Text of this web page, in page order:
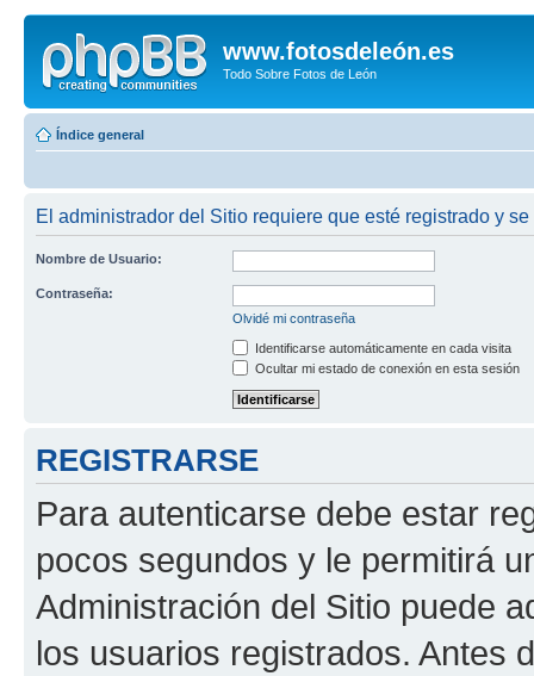
www.fotosdeleón.es
Todo Sobre Fotos de León
Índice general
El administrador del Sitio requiere que esté registrado y
Nombre de Usuario:
Contraseña:
Olvidé mi contraseña
Identificarse automáticamente en cada visita
Ocultar mi estado de conexión en esta sesión
REGISTRARSE
Para autenticarse debe estar
pocos segundos y le permitirá
Administración del Sitio puede
los usuarios registrados. Antes